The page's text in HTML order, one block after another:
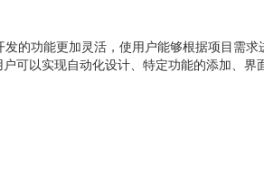
的功能更加灵活，使用户能够根据项目需求
可以实现自动化设计、特定功能的添加、界